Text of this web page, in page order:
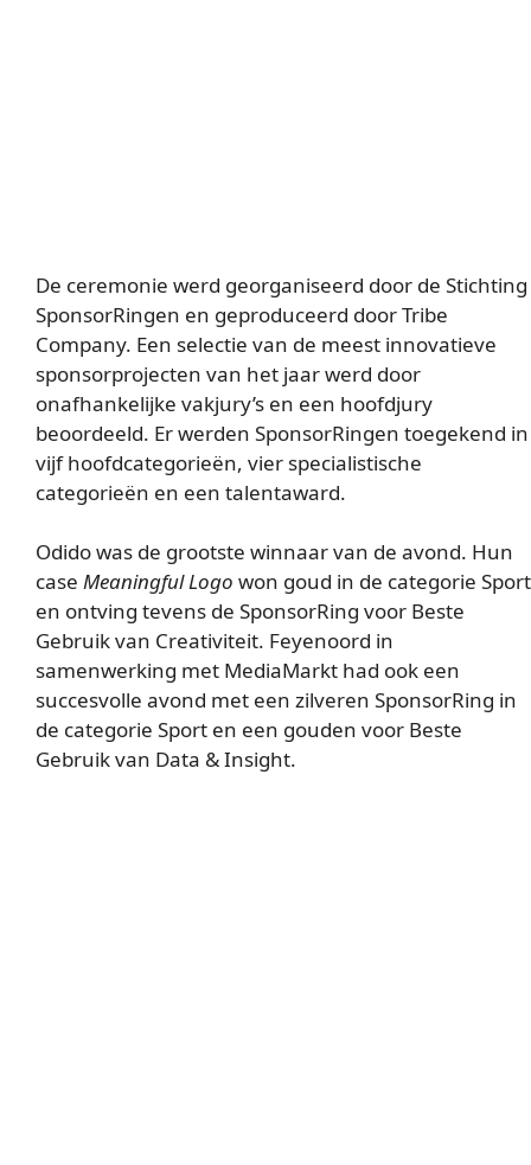
De ceremonie werd georganiseerd door de Stichting
SponsorRingen en geproduceerd door Tribe
Company. Een selectie van de meest innovatieve
sponsorprojecten van het jaar werd door
onafhankelijke vakjury’s en een hoofdjury
beoordeeld. Er werden SponsorRingen toegekend in
vijf hoofdcategorieën, vier specialistische
categorieën en een talentaward.
Odido was de grootste winnaar van de avond. Hun
case Meaningful Logo won goud in de categorie Sport
en ontving tevens de SponsorRing voor Beste
Gebruik van Creativiteit. Feyenoord in
samenwerking met MediaMarkt had ook een
succesvolle avond met een zilveren SponsorRing in
de categorie Sport en een gouden voor Beste
Gebruik van Data & Insight.